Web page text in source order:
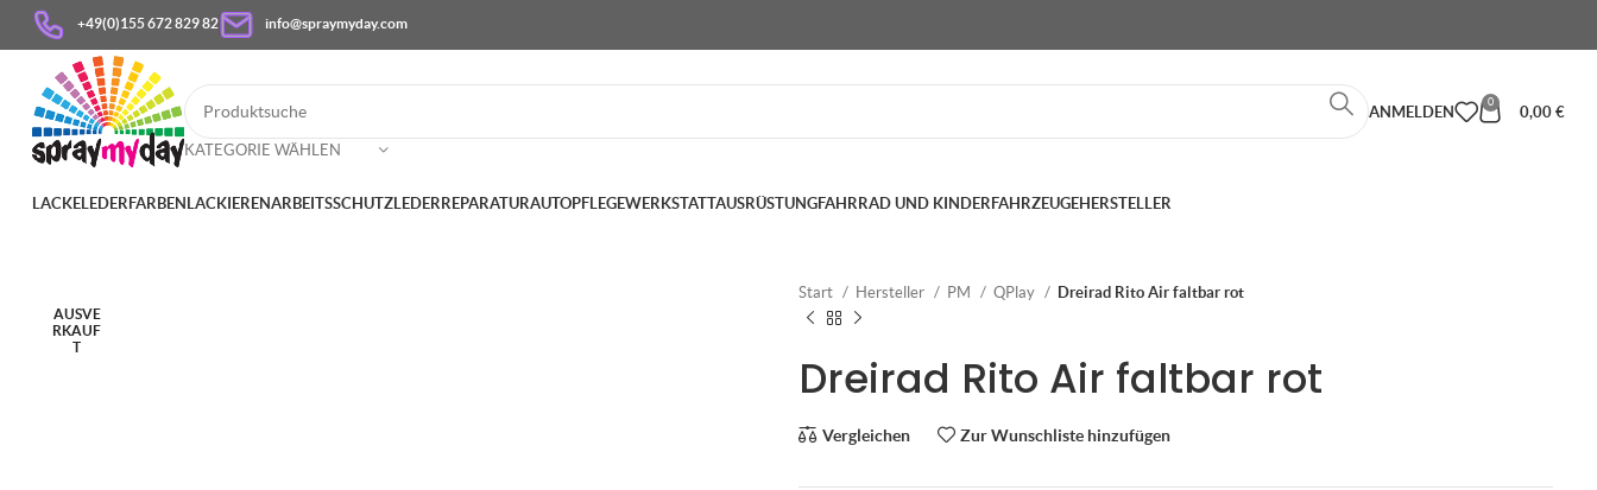
+49(0)155 672 829 82 info@spraymyday.com
KATEGORIE WÄHLEN
ANMELDEN
0
0,00 €
LACKELEDERFARBENLACKIERENARBEITSSCHUTZLEDERREPARATURAUTOPFLEGEWERKSTATTAUSRÜSTUNGFAHRRAD UND KINDERFAHRZEUGEHERSTELLER
AUSVE
RKAUF
T
Start Hersteller PM QPlay Dreirad Rito Air faltbar rot
Dreirad Rito Air faltbar rot
Vergleichen Zur Wunschliste hinzufügen